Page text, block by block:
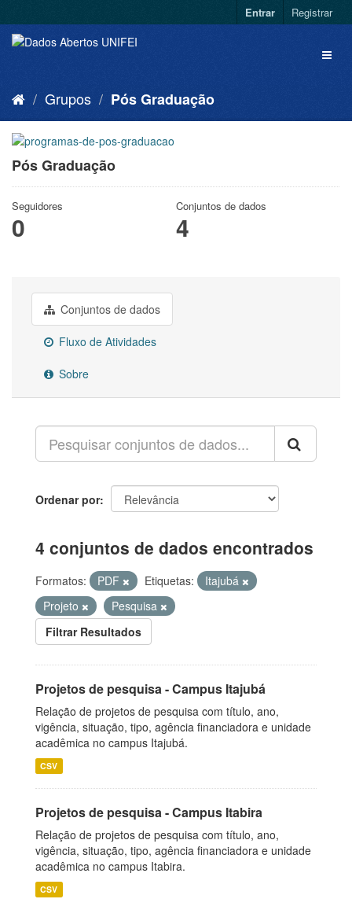
Entrar Registrar
Grupos Pós Graduação
Pós Graduação
Seguidores
0
Conjuntos de dados
4
Conjuntos de dados
Fluxo de Atividades
Sobre
Ordenar por
4 conjuntos de dados encontrados
Formatos: PDF Etiquetas:
Itajubá
Projeto
Pesquisa
Filtrar Resultados
Projetos de pesquisa - Campus Itajubá
Relação de projetos de pesquisa com título, ano,
vigência, situação, tipo, agência financiadora e unidade
acadêmica no campus Itajubá.
CSV
Projetos de pesquisa - Campus Itabira
Relação de projetos de pesquisa com título, ano,
vigência, situação, tipo, agência financiadora e unidade
acadêmica no campus Itabira.
CSV